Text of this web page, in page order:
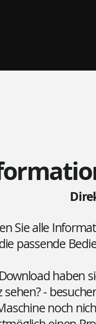
Sie alle
passende
haben
-
noch